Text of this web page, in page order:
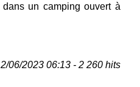
un camping ouvert à
06/2023 06:13 - 2 260 hits